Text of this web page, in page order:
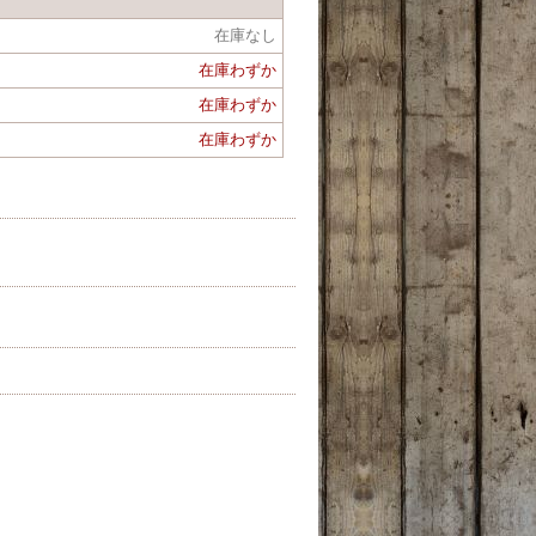
在庫なし
在庫わずか
在庫わずか
在庫わずか